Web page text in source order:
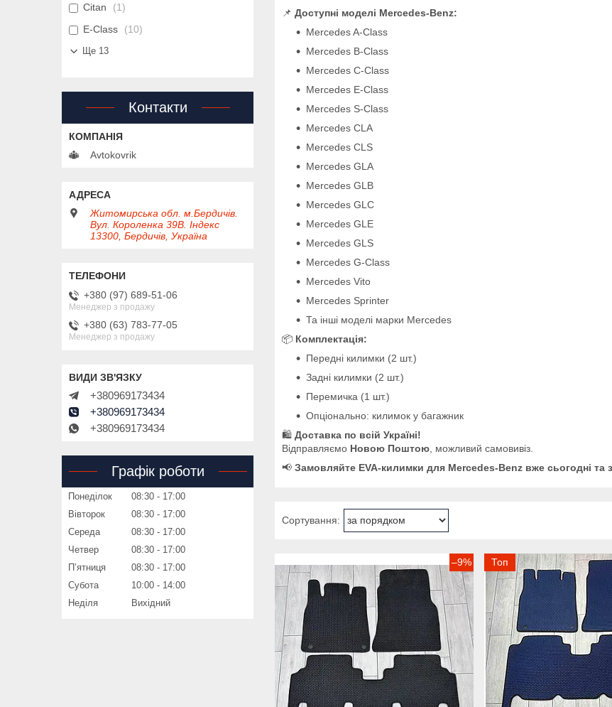
📌 Доступні моделі Mercedes-Benz:
Mercedes A-Class
Mercedes B-Class
Mercedes C-Class
Mercedes E-Class
Mercedes S-Class
Mercedes CLA
Mercedes CLS
Mercedes GLA
Mercedes GLB
Mercedes GLC
Mercedes GLE
Mercedes GLS
Mercedes G-Class
Mercedes Vito
Mercedes Sprinter
Та інші моделі марки Mercedes
📦 Комплектація:
Передні килимки (2 шт.)
Задні килимки (2 шт.)
Перемичка (1 шт.)
Опціонально: килимок у багажник
🛍️ Доставка по всій Україні!
Відправляємо Новою Поштою , можливий самовивіз.
📢 Замовляйте EVA-килимки для Mercedes-Benz вже сьогодні та
–9% Топ
Citan
1
E-Class
10
Ще 13
Контакти
Avtokovrik
Житомирська обл. м.Бердичів.
Вул. Короленка 39В. Індекс
13300, Бердичів, Україна
+380 (97) 689-51-06
Менеджер з продажу
+380 (63) 783-77-05
Менеджер з продажу
+380969173434
+380969173434
+380969173434
Графік роботи
Понеділок 08:30
17:00
Вівторок
08:30
17:00
Середа
08:30
17:00
Четвер
08:30
17:00
Пʼятниця
08:30
17:00
Субота
10:00
14:00
Неділя
Вихідний